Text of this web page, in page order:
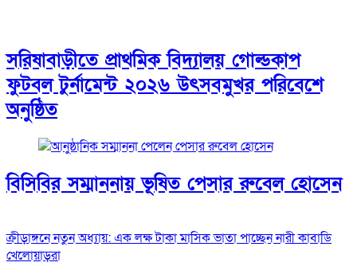
সরিষাবাড়ীতে প্রাথমিক বিদ্যালয় গোল্ডকাপ
ফুটবল টুর্নামেন্ট ২০২৬ উৎসবমুখর পরিবেশে
অনুষ্ঠিত
বিসিবির সম্মাননায় ভূষিত পেসার রুবেল হোসেন
ক্রীড়াঙ্গনে নতুন অধ্যায়: এক লক্ষ টাকা মাসিক ভাতা পাচ্ছেন নারী কাবাডি
খেলোয়াড়রা